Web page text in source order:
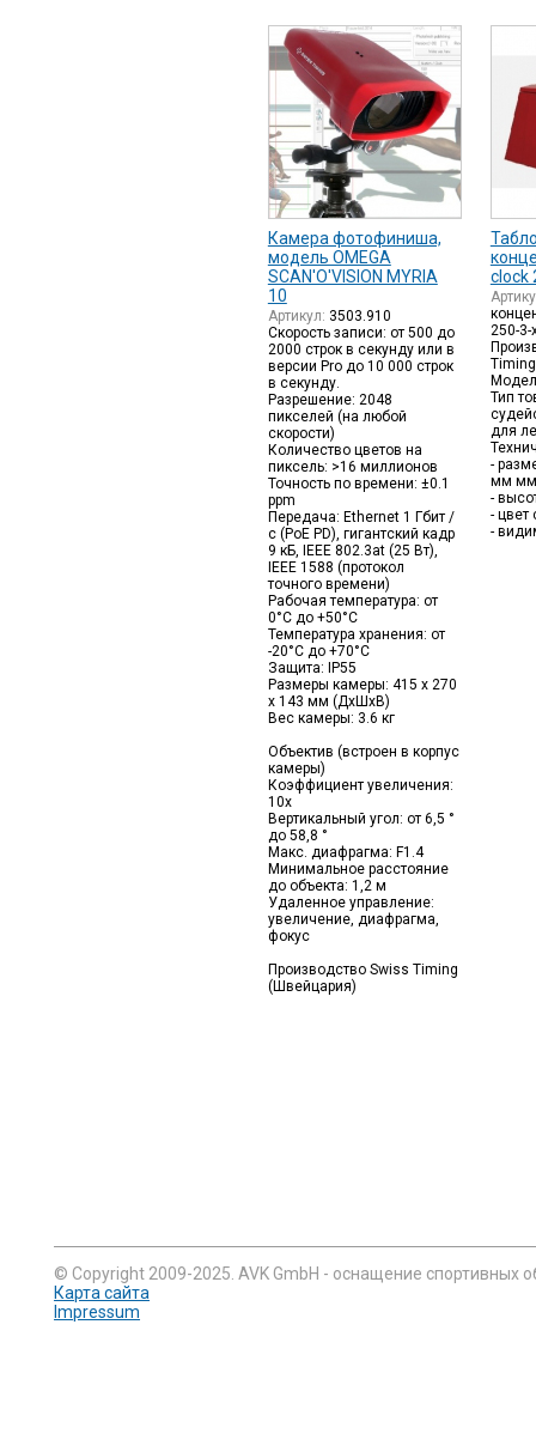
Камера фотофиниша,
модель OMEGA
SCAN'O'VISION MYRIA
10
Артикул: 3503.910
Скорость записи: от 500 до
2000 строк в секунду или в
версии Pro до 10 000 строк
в секунду.
Разрешение: 2048
пикселей (на любой
скорости)
Количество цветов на
пиксель: >16 миллионов
Точность по времени: ±0.1
ppm
Передача: Ethernet 1 Гбит /
с (PoE PD), гигантский кадр
9 кБ, IEEE 802.3at (25 Вт),
IEEE 1588 (протокол
точного времени)
Рабочая температура: от
0°C до +50°C
Температура хранения: от
-20°C до +70°C
Защита: IP55
Размеры камеры: 415 x 270
x 143 мм (ДxШxВ)
Вес камеры: 3.6 кг
Объектив (встроен в корпус
камеры)
Коэффициент увеличения:
10x
Вертикальный угол: от 6,5 °
до 58,8 °
Макс. диафрагма: F1.4
Минимальное расстояние
до объекта: 1,2 м
Удаленное управление:
увеличение, диафрагма,
фокус
Производство Swiss Timing
(Швейцария)
clock
250-3-
Timing
Тип
для
-
мм
-
- цвет
-
© Copyright 2009-2025. AVK GmbH - оснащение спортивных
Карта сайта
Impressum